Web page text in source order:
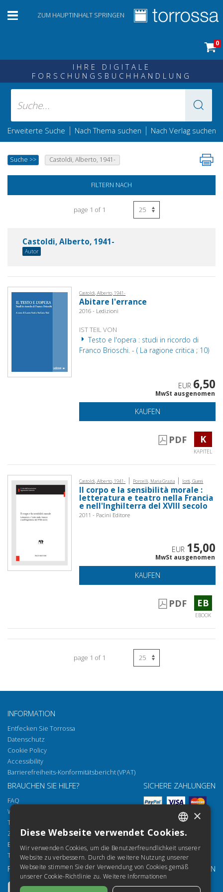
ZUM HAUPTINHALT SPRINGEN
0
IHRE DIGITALE
FORSCHUNGSBUCHHANDLUNG
Erweiterte Suche | Nach Thema suchen | Nach Verlag suchen
Suche >> Castoldi, Alberto, 1941-
FILTERN NACH
page 1 of 1
Castoldi, Alberto, 1941-
Autor
Castoldi, Alberto, 1941-
Abitare l'errance
2016 - Ledizioni
IST TEIL VON
Testo e l'opera : studi in ricordo di
Franco Brioschi. - ( La ragione critica ; 10)
EUR 6,50
MwSt ausgenomen
KAUFEN
PDF K
KAPITEL
Castoldi, Alberto, 1941- | Porcelli, Maria Grazia | Iotti, Gianni
Il corpo e la sensibilità morale :
letteratura e teatro nella Francia
e nell'Inghilterra del XVIII secolo
2011 - Pacini Editore
EUR 15,00
MwSt ausgenomen
KAUFEN
PDF EB
EBOOK
page 1 of 1
INFORMATION
Entfecken Sie Torrossa
Datenschutz
Cookie Policy
Accessibility
Barrierefreiheits-Konformitätsbericht (VPAT)
BRAUCHEN SIE HILFE?
FAQ
Wie öffnen Sie unsere Dokumente
Torrossa Reader
Zugriffsmöglichkeiten
Email:helpdesk@torrossa.com
Tel: +39 055 5018800
SICHERE ZAHLUNGEN
FOLGEN SIE UNS UNSERE RESSOURCEN
ITALIAN
SPANISH
FRENCH
ENGLISH
×
Diese Webseite verwendet Cookies.
Wir verwenden Cookies, um die Benutzerfreundlichkeit unserer
Website zu verbessern. Durch die weitere Nutzung unserer
Webseite stimmen Sie der Verwendung von Cookies gemäß
unserer Cookie-Richtlinie zu. Weitere Informationen